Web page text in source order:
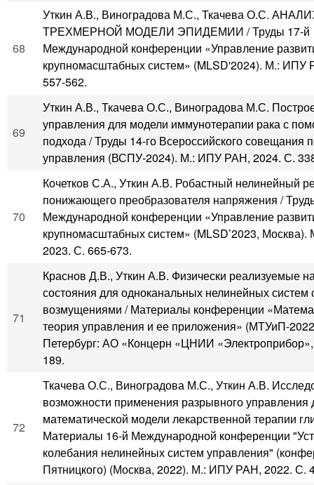
68
Уткин А.В., Виноградова М.С., Ткачева О.С.
ТРЕХМЕРНОЙ МОДЕЛИ ЭПИДЕМИИ / Труды 17-й
Международной конференции «Управление
крупномасштабных систем» (MLSD'2024). М.: ИПУ
557-562.
69
Уткин А.В., Ткачева О.С., Виноградова М.С.
управления для модели иммунотерапии рака с
подхода / Труды 14-го Всероссийского совещания
управления (ВСПУ-2024). М.: ИПУ РАН, 2024. С.
70
Кочетков С.А., Уткин А.В. Робастный нелинейный
понижающего преобразователя напряжения /
Международной конференции «Управление
крупномасштабных систем» (MLSD’2023,
2023. С. 665-673.
71
Краснов Д.В., Уткин А.В. Физически реализуемые
состояния для одноканальных нелинейных систем
возмущениями / Материалы конференции
теория управления и ее приложения» (МТУиП-
Петербург: АО «Концерн «ЦНИИ
189.
72
Ткачева О.С., Виноградова М.С., Уткин А.В.
возможности применения разрывного управления
математической модели лекарственной терапии
Материалы 16-й Международной конференции
колебания нелинейных систем управления"
Пятницкого) (Москва, 2022). М.: ИПУ РАН, 2022. С.